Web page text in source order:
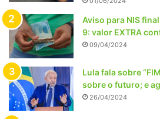
Aviso para NIS final
9: valor EXTRA
09/04/2024
Lula fala sobre
sobre o futuro; e
26/04/2024